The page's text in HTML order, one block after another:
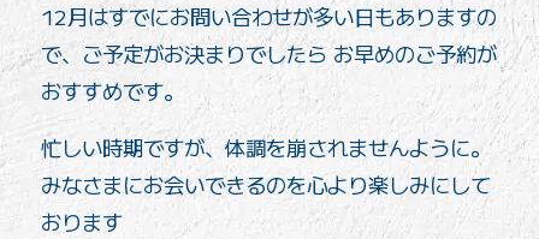
12月はすでにお問い合わせが多い日もありますの
で、ご予定がお決まりでしたら お早めのご予約が
おすすめです。
忙しい時期ですが、体調を崩されませんように。
みなさまにお会いできるのを心より楽しみにして
おります️